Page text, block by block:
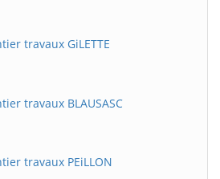
travaux GiLETTE
travaux BLAUSASC
travaux PEiLLON